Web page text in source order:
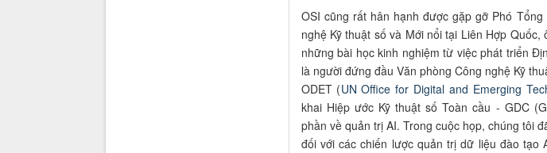
OSI cũng rất hân hạnh được gặp gỡ Phó
nghệ Kỹ thuật số và Mới nổi tại Liên Hợp
những bài học kinh nghiệm từ việc phát triển
là người đứng đầu Văn phòng Công nghệ Kỹ
ODET (UN Office for Digital and Emerging
khai Hiệp ước Kỹ thuật số Toàn cầu - GDC
phần về quản trị AI. Trong cuộc họp, chúng tôi
đối với các chiến lược quản trị dữ liệu đào tạo